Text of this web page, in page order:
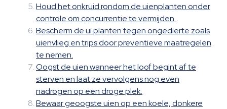
Houd het onkruid rondom de uienplanten onder
controle om concurrentie te vermijden.
Bescherm de ui planten tegen ongedierte zoals
uienvlieg en trips door preventieve maatregelen
te nemen.
Oogst de uien wanneer het loof begint af te
sterven en laat ze vervolgens nog even
nadrogen op een droge plek.
Bewaar geoogste uien op een koele, donkere